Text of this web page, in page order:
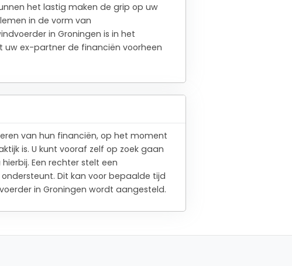
het lastig maken de grip op uw
in de vorm van
in Groningen is in het
uw ex-partner de financiën voorheen
van hun financiën, op het moment
is. U kunt vooraf zelf op zoek gaan
Een rechter stelt een
Dit kan voor bepaalde tijd
in Groningen wordt aangesteld.